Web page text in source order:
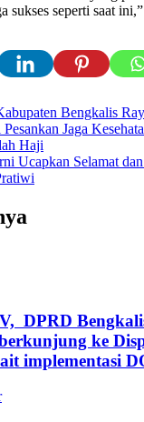
sukses seperti saat
Bengkalis
Jaga
Haji
Ucapkan Selamat
DPRD
ke
implementasi